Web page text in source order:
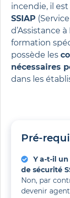
incendie, il est
SSIAP
d’Assistance
formation
possède les
nécessaires
dans les
Pré-
Y a-t-il
de sécurité
Non, par
devenir